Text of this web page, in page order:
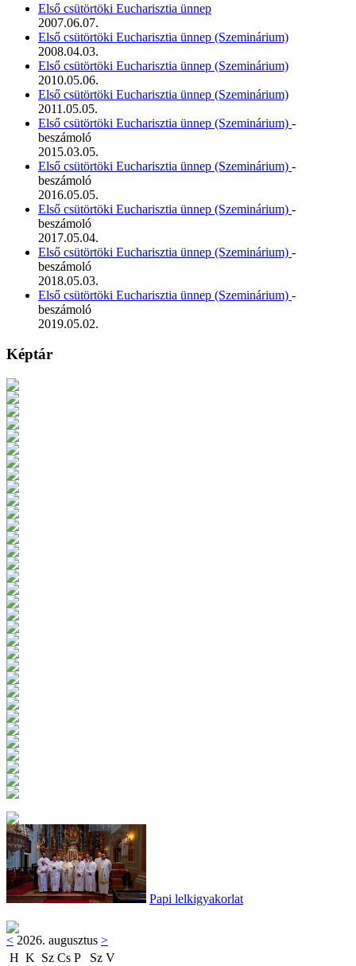
Első csütörtöki Eucharisztia ünnep
2007.06.07.
Első csütörtöki Eucharisztia ünnep (Szeminárium)
2008.04.03.
Első csütörtöki Eucharisztia ünnep (Szeminárium)
2010.05.06.
Első csütörtöki Eucharisztia ünnep (Szeminárium)
2011.05.05.
Első csütörtöki Eucharisztia ünnep (Szeminárium) -
beszámoló
2015.03.05.
Első csütörtöki Eucharisztia ünnep (Szeminárium) -
beszámoló
2016.05.05.
Első csütörtöki Eucharisztia ünnep (Szeminárium) -
beszámoló
2017.05.04.
Első csütörtöki Eucharisztia ünnep (Szeminárium) -
beszámoló
2018.05.03.
Első csütörtöki Eucharisztia ünnep (Szeminárium) -
beszámoló
2019.05.02.
Képtár
Papi lelkigyakorlat
< 2026. augusztus >
H K Sz Cs P Sz V